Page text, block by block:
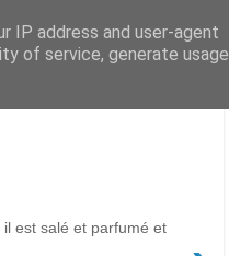
est salé et parfumé et
IP address and user-agent
of service, generate usage